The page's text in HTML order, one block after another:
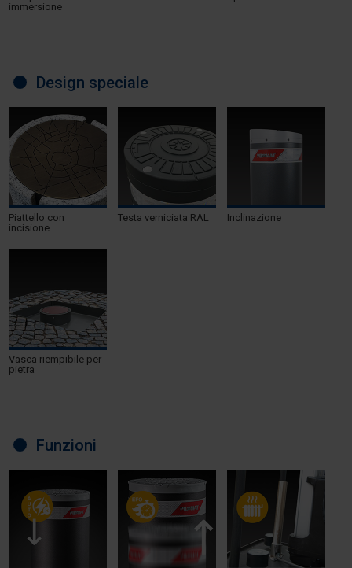
immersione
Design speciale
Piattello con
incisione
Testa verniciata RAL Inclinazione
Vasca riempibile per
pietra
Funzioni